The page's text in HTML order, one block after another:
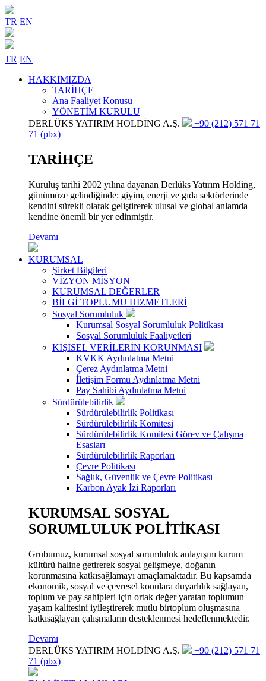
TR EN
TR EN
HAKKIMIZDA
TARİHÇE
Ana Faaliyet Konusu
YÖNETİM KURULU
DERLÜKS YATIRIM HOLDİNG A.Ş.
+90 (212) 571 71
71 (pbx)
TARİHÇE
Kuruluş tarihi 2002 yılına dayanan Derlüks Yatırım Holding,
günümüze gelindiğinde: giyim, enerji ve gıda sektörlerinde
kendini sürekli olarak geliştirerek ulusal ve global anlamda
kendine önemli bir yer edinmiştir.
Devamı
KURUMSAL
Şirket Bilgileri
VİZYON MİSYON
KURUMSAL DEĞERLER
BİLGİ TOPLUMU HİZMETLERİ
Sosyal Sorumluluk
Kurumsal Sosyal Sorumluluk Politikası
Sosyal Sorumluluk Faaliyetleri
KİŞİSEL VERİLERİN KORUNMASI
KVKK Aydınlatma Metni
Çerez Aydınlatma Metni
İletişim Formu Aydınlatma Metni
Pay Sahibi Aydınlatma Metni
Sürdürülebilirlik
Sürdürülebilirlik Politikası
Sürdürülebilirlik Komitesi
Sürdürülebilirlik Komitesi Görev ve Çalışma
Esasları
Sürdürülebilirlik Raporları
Çevre Politikası
Sağlık, Güvenlik ve Çevre Politikası
Karbon Ayak İzi Raporları
KURUMSAL SOSYAL
SORUMLULUK POLİTİKASI
Grubumuz, kurumsal sosyal sorumluluk anlayışını kurum
kültürü haline getirerek sosyal gelişmeye, doğanın
korunmasına katkısağlamayı amaçlamaktadır. Bu kapsamda
ekonomik, sosyal ve çevresel konulara duyarlılık sağlayan,
toplum ve pay sahipleri için ortak değer yaratan toplumun
yaşam kalitesini iyileştirerek mutlu birtoplum oluşmasına
katkısağlayan çalışmaların desteklenmesi hedeflenmektedir.
Devamı
DERLÜKS YATIRIM HOLDİNG A.Ş.
+90 (212) 571 71
71 (pbx)